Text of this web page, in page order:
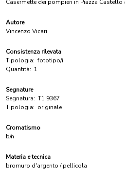
Casermette dei pompieri in Piazza
Autore
Vincenzo Vicari
Consistenza rilevata
Tipologia: fototipo/i
Quantità: 1
Segnature
Segnatura: T1 9367
Tipologia: originale
Cromatismo
b/n
Materia e tecnica
bromuro d'argento / pellicola